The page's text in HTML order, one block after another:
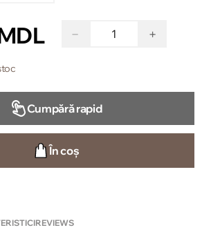
− +
Cumpără rapid
În coș
REVIEWS